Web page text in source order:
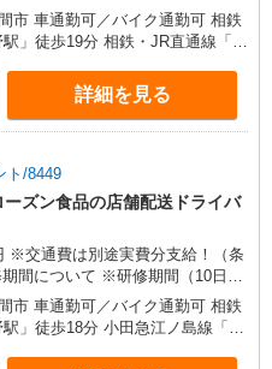
円（日収9,000円〜）となりま
市 車通勤可／バイク通勤可 相鉄
」徒歩19分 相鉄・JR直通線「相
詳細を見る
ト/8449
ズン食品の店舗配送ドライバ
※交通費は別途実費分支給！（条
間について ※研修期間（10日
円（日収11,200円〜）となりま
市 車通勤可／バイク通勤可 相鉄
」徒歩18分 小田急江ノ島線「鶴